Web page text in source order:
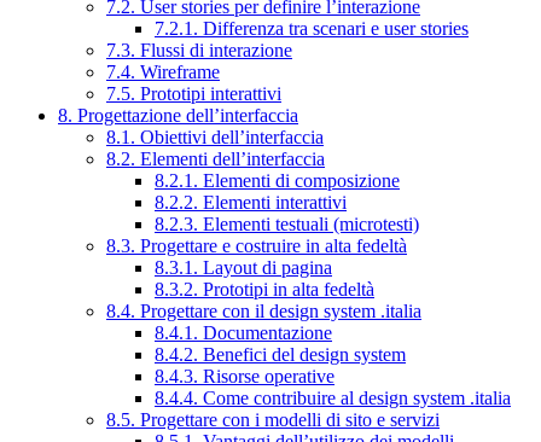
7.2. User stories per definire l’interazione
7.2.1. Differenza tra scenari e user stories
7.3. Flussi di interazione
7.4. Wireframe
7.5. Prototipi interattivi
8. Progettazione dell’interfaccia
8.1. Obiettivi dell’interfaccia
8.2. Elementi dell’interfaccia
8.2.1. Elementi di composizione
8.2.2. Elementi interattivi
8.2.3. Elementi testuali (microtesti)
8.3. Progettare e costruire in alta fedeltà
8.3.1. Layout di pagina
8.3.2. Prototipi in alta fedeltà
8.4. Progettare con il design system .italia
8.4.1. Documentazione
8.4.2. Benefici del design system
8.4.3. Risorse operative
8.4.4. Come contribuire al design system .italia
8.5. Progettare con i modelli di sito e servizi